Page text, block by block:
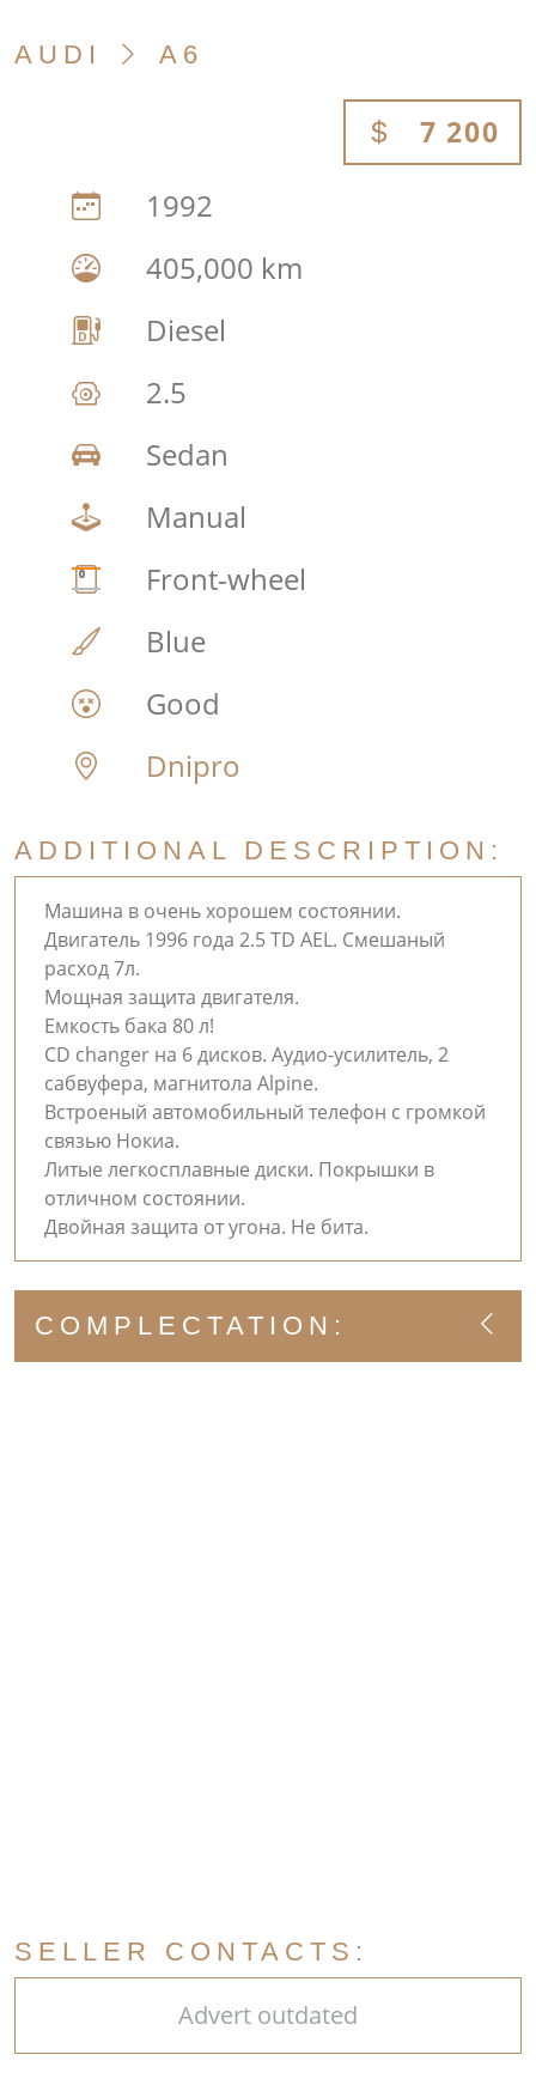
AUDI A6
7 200
1992
405,000 km
Diesel
2.5
Sedan
Manual
Front-wheel
Blue
Good
Dnipro
ADDITIONAL DESCRIPTION:
Машина в очень хорошем состоянии.
Двигатель 1996 года 2.5 TD AEL. Смешаный
расход 7л.
Мощная защита двигателя.
Емкость бака 80 л!
CD changer на 6 дисков. Аудио-усилитель, 2
сабвуфера, магнитола Alpine.
Встроеный автомобильный телефон с громкой
связью Нокиа.
Литые легкосплавные диски. Покрышки в
отличном состоянии.
Двойная защита от угона. Не бита.
COMPLECTATION:
SELLER CONTACTS:
Advert outdated